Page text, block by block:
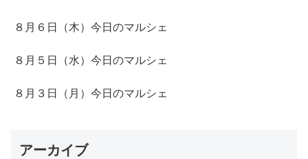
８月６日（木）今日のマルシェ
８月５日（水）今日のマルシェ
８月３日（月）今日のマルシェ
アーカイブ